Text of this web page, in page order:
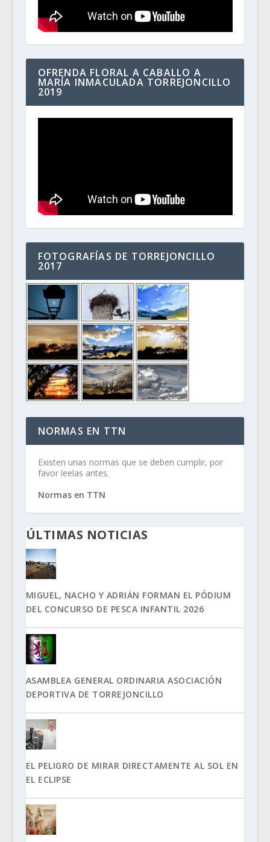
OFRENDA FLORAL A CABALLO A
MARÍA INMACULADA TORREJONCILLO
2019
FOTOGRAFÍAS DE TORREJONCILLO
2017
NORMAS EN TTN
Existen unas normas que se deben cumplir, por
favor leelas antes.
Normas en TTN
ÚLTIMAS NOTICIAS
MIGUEL, NACHO Y ADRIÁN FORMAN EL PÓDIUM
DEL CONCURSO DE PESCA INFANTIL 2026
ASAMBLEA GENERAL ORDINARIA ASOCIACIÓN
DEPORTIVA DE TORREJONCILLO
EL PELIGRO DE MIRAR DIRECTAMENTE AL SOL EN
EL ECLIPSE